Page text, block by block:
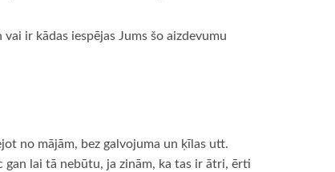
ir kādas iespējas Jums šo aizdevumu
no mājām, bez galvojuma un ķīlas utt.
gan lai tā nebūtu, ja zinām, ka tas ir ātri, ērti